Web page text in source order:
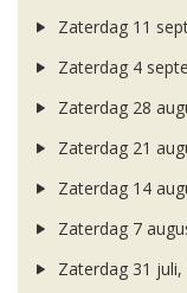
Zaterdag 11
Zaterdag 4
Zaterdag 28
Zaterdag 21
Zaterdag 14
Zaterdag 7
Zaterdag 31 juli,